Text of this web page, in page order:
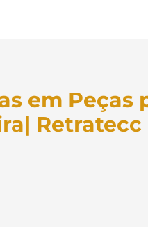
em Peças
Retratecc